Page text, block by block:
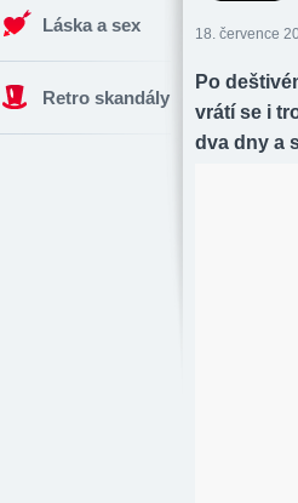
Láska a sex
Retro skandály
18. července
Po
vrátí se i
dva dny a